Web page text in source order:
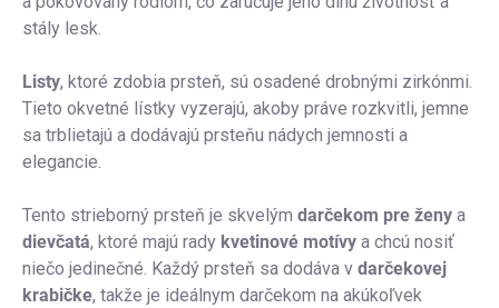
stály lesk.
Listy, ktoré zdobia prsteň, sú osadené drobnými zirkónmi.
Tieto okvetné lístky vyzerajú, akoby práve rozkvitli, jemne
sa trblietajú a dodávajú prsteňu nádych jemnosti a
elegancie.
Tento strieborný prsteň je skvelým darčekom pre ženy a
dievčatá, ktoré majú rady kvetinové motívy a chcú nosiť
niečo jedinečné. Každý prsteň sa dodáva v darčekovej
krabičke, takže je ideálnym darčekom na akúkoľvek